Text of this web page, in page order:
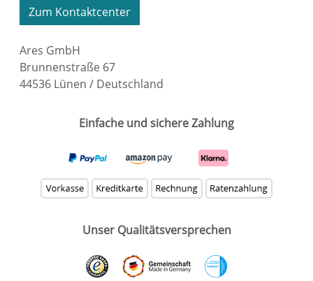
Zum Kontaktcenter
Ares GmbH
Brunnenstraße 67
44536 Lünen / Deutschland
Einfache und sichere Zahlung
Unser Qualitätsversprechen